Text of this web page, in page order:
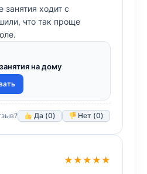
занятия ходит с
что так проще
на дому
Да (0) Нет (0)
★★★★★